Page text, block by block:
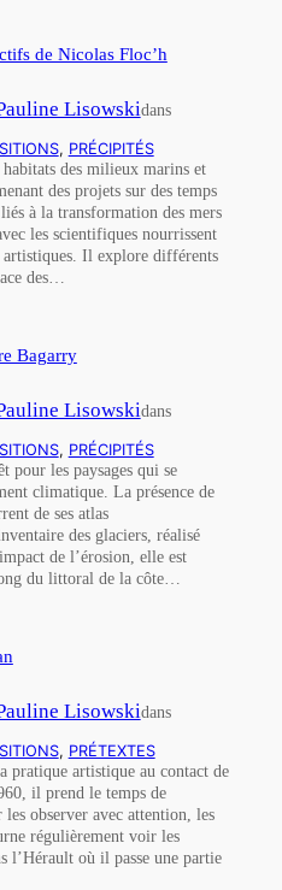
de Nicolas Floc’h
Lisowskidans
, PRÉCIPITÉS
habitats des milieux marins et
des projets sur des temps
à la transformation des mers
les scientifiques nourrissent
artistiques. Il explore différents
des…
Bagarry
Lisowskidans
, PRÉCIPITÉS
pour les paysages qui se
climatique. La présence de
de ses atlas
des glaciers, réalisé
de l’érosion, elle est
du littoral de la côte…
Lisowskidans
, PRÉTEXTES
pratique artistique au contact de
il prend le temps de
les observer avec attention, les
régulièrement voir les
l’Hérault où il passe une partie